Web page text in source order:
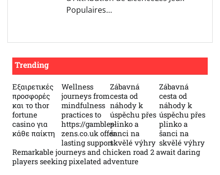
Populaires…
Trending
Εξαιρετικές
προσφορές
και το thor
fortune
casino για
κάθε παίκτη
Wellness
journeys from
mindfulness
practices to
https://gambles-
zens.co.uk offer
lasting support
Zábavná
cesta od
náhody k
úspěchu přes
plinko a
šanci na
skvělé výhry
Zábavná
cesta od
náhody k
úspěchu přes
plinko a
šanci na
skvělé výhry
Remarkable journeys and chicken road 2 await daring
players seeking pixelated adventure